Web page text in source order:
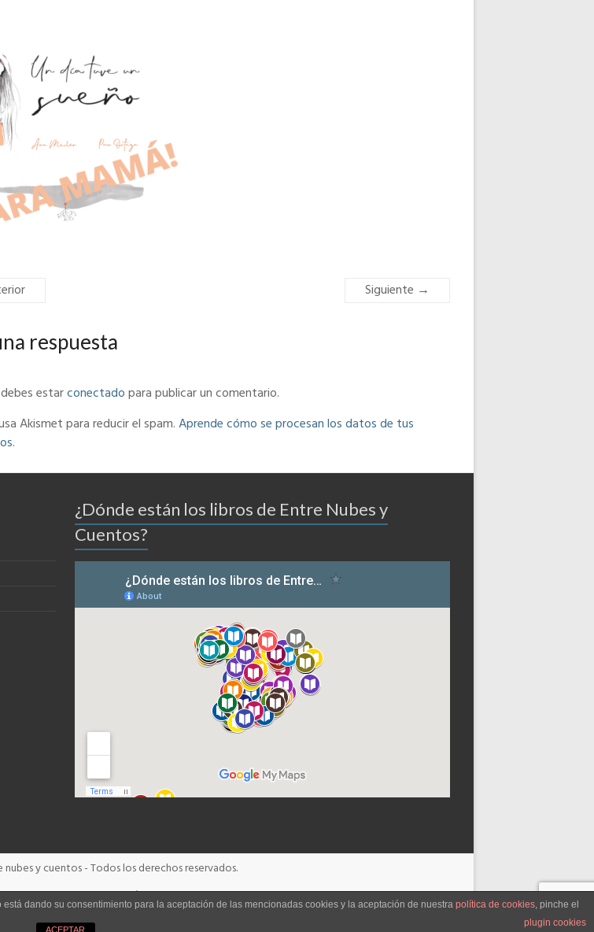
Siguiente →
respuesta
estarconectadopara publicar un comentario.
Akismet para reducir el spam.Aprende cómo se procesan los datos de tus
.
¿Dónde están los libros de Entre Nubes y
Cuentos?
nubes y cuentos- Todos los derechos reservados.
Aviso Legal Política de cookies
dando su consentimiento para la aceptación de las mencionadas cookies y la aceptación de nuestra política de cookies, pinche el
plugin cookies
ACEPTAR